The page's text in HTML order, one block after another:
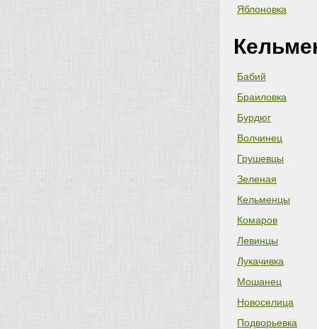
Яблоновка
Бабий
Браиловка
Бурдюг
Волчинец
Грушевцы
Зеленая
Кельменцы
Комаров
Левинцы
Лукачивка
Мошанец
Новоселица
Подворьевка